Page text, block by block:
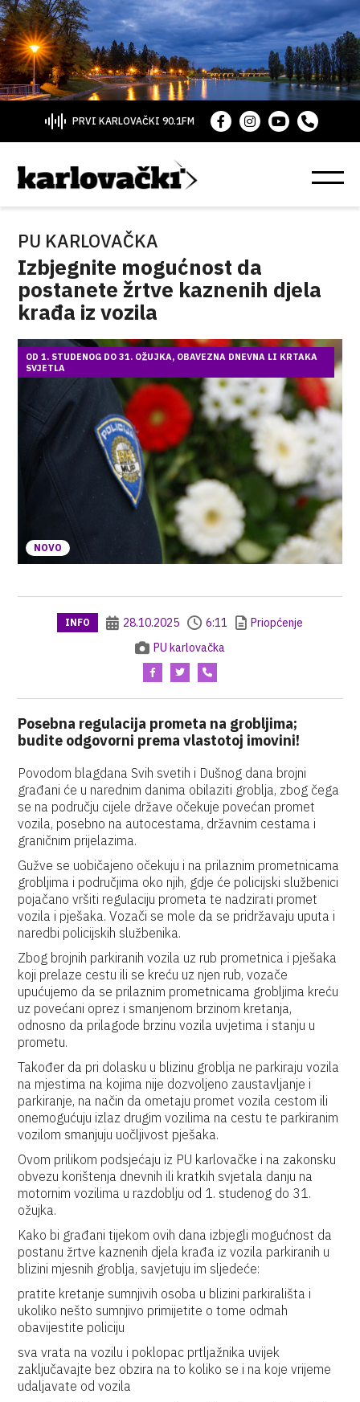
PRVI KARLOVAČKI 90.1FM
PU KARLOVAČKA
Izbjegnite mogućnost da
postanete žrtve kaznenih djela
krađa iz vozila
NOVO
OD 1. STUDENOG DO 31. OŽUJKA, OBAVEZNA DNEVNA LI KRTAKA
SVJETLA
INFO 28.10.2025 6:11
Priopćenje
PU karlovačka
Posebna regulacija prometa na grobljima;
budite odgovorni prema vlastotoj imovini!
Povodom blagdana Svih svetih i Dušnog dana brojni
građani će u narednim danima obilaziti groblja, zbog čega
se na području cijele države očekuje povećan promet
vozila, posebno na autocestama, državnim cestama i
graničnim prijelazima.
Gužve se uobičajeno očekuju i na prilaznim prometnicama
grobljima i područjima oko njih, gdje će policijski službenici
pojačano vršiti regulaciju prometa te nadzirati promet
vozila i pješaka. Vozači se mole da se pridržavaju uputa i
naredbi policijskih službenika.
Zbog brojnih parkiranih vozila uz rub prometnica i pješaka
koji prelaze cestu ili se kreću uz njen rub, vozače
upućujemo da se prilaznim prometnicama grobljima kreću
uz povećani oprez i smanjenom brzinom kretanja,
odnosno da prilagode brzinu vozila uvjetima i stanju u
prometu.
Također da pri dolasku u blizinu groblja ne parkiraju vozila
na mjestima na kojima nije dozvoljeno zaustavljanje i
parkiranje, na način da ometaju promet vozila cestom ili
onemogućuju izlaz drugim vozilima na cestu te parkiranim
vozilom smanjuju uočljivost pješaka.
Ovom prilikom podsjećaju iz PU karlovačke i na zakonsku
obvezu korištenja dnevnih ili kratkih svjetala danju na
motornim vozilima u razdoblju od 1. studenog do 31.
ožujka.
Kako bi građani tijekom ovih dana izbjegli mogućnost da
postanu žrtve kaznenih djela krađa iz vozila parkiranih u
blizini mjesnih groblja, savjetuju im sljedeće:
pratite kretanje sumnjivih osoba u blizini parkirališta i
ukoliko nešto sumnjivo primijetite o tome odmah
obavijestite policiju
sva vrata na vozilu i poklopac prtljažnika uvijek
zaključavajte bez obzira na to koliko se i na koje vrijeme
udaljavate od vozila